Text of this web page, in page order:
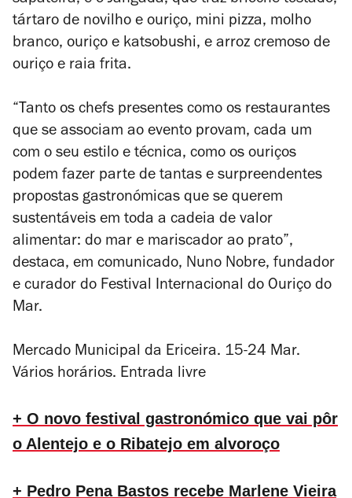
tártaro de novilho e ouriço, mini pizza, molho
branco, ouriço e katsobushi, e arroz cremoso de
ouriço e raia frita.
“Tanto os chefs presentes como os restaurantes
que se associam ao evento provam, cada um
com o seu estilo e técnica, como os ouriços
podem fazer parte de tantas e surpreendentes
propostas gastronómicas que se querem
sustentáveis em toda a cadeia de valor
alimentar: do mar e mariscador ao prato”,
destaca, em comunicado, Nuno Nobre, fundador
e curador do Festival Internacional do Ouriço do
Mar.
Mercado Municipal da Ericeira. 15-24 Mar.
Vários horários. Entrada livre
+ O novo festival gastronómico que vai pôr
o Alentejo e o Ribatejo em alvoroço
+ Pedro Pena Bastos recebe Marlene Vieira